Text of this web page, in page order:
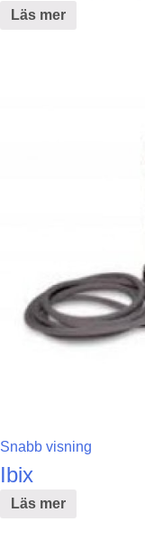
Läs mer
Snabb visning
Ibix
Läs mer